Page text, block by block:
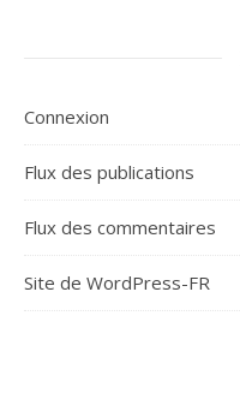
Connexion
Flux des publications
Flux des commentaires
Site de WordPress-FR